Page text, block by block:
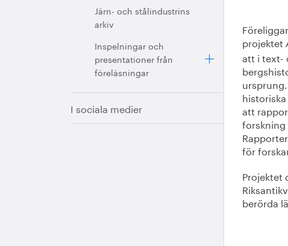
Järn- och stålindustrins
arkiv
Inspelningar och
presentationer från
föreläsningar
I sociala medier
projektet
att i text-
att
för
Projektet
berörda